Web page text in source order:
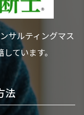
サルティングマス
ています。
法